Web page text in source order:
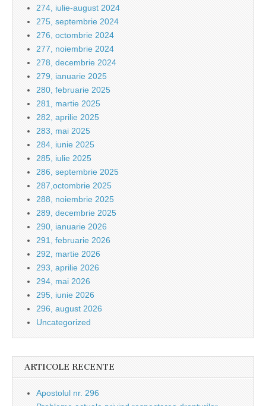
274, iulie-august 2024
275, septembrie 2024
276, octombrie 2024
277, noiembrie 2024
278, decembrie 2024
279, ianuarie 2025
280, februarie 2025
281, martie 2025
282, aprilie 2025
283, mai 2025
284, iunie 2025
285, iulie 2025
286, septembrie 2025
287,octombrie 2025
288, noiembrie 2025
289, decembrie 2025
290, ianuarie 2026
291, februarie 2026
292, martie 2026
293, aprilie 2026
294, mai 2026
295, iunie 2026
296, august 2026
Uncategorized
ARTICOLE RECENTE
Apostolul nr. 296